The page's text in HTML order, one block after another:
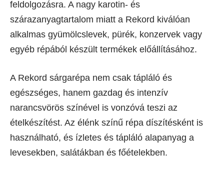
feldolgozásra. A nagy karotin- és
szárazanyagtartalom miatt a Rekord kiválóan
alkalmas gyümölcslevek, pürék, konzervek vagy
egyéb répából készült termékek előállításához.
A Rekord sárgarépa nem csak tápláló és
egészséges, hanem gazdag és intenzív
narancsvörös színével is vonzóvá teszi az
ételkészítést. Az élénk színű répa díszítésként is
használható, és ízletes és tápláló alapanyag a
levesekben, salátákban és főételekben.